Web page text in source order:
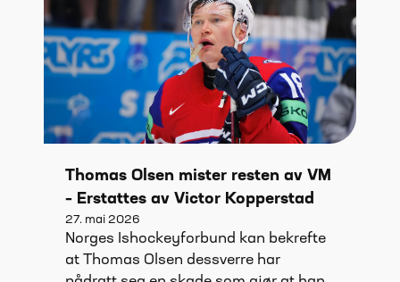
Thomas Olsen mister resten av VM
– Erstattes av Victor Kopperstad
27. mai 2026
Norges Ishockeyforbund kan bekrefte
at Thomas Olsen dessverre har